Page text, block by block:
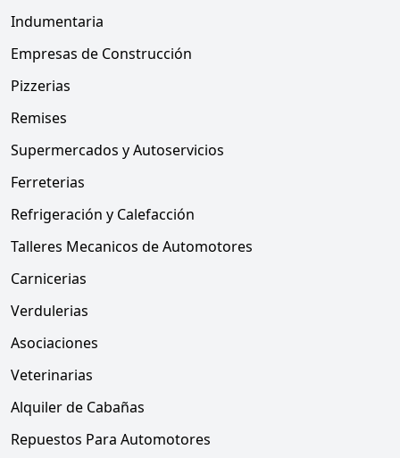
Indumentaria
Empresas de Construcción
Pizzerias
Remises
Supermercados y Autoservicios
Ferreterias
Refrigeración y Calefacción
Talleres Mecanicos de Automotores
Carnicerias
Verdulerias
Asociaciones
Veterinarias
Alquiler de Cabañas
Repuestos Para Automotores